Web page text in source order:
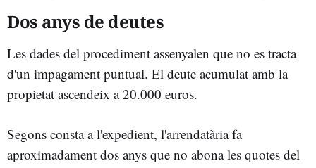
Dos anys de deutes
Les dades del procediment assenyalen que no es tracta
d'un impagament puntual. El deute acumulat amb la
propietat ascendeix a 20.000 euros.
Segons consta a l'expedient, l'arrendatària fa
aproximadament dos anys que no abona les quotes del